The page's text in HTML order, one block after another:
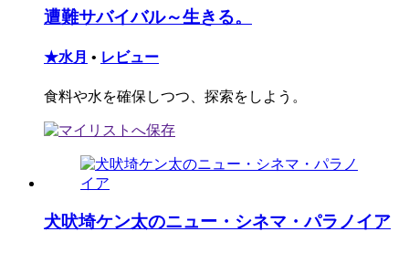
遭難サバイバル～生きる。
★水月 • レビュー
食料や水を確保しつつ、探索をしよう。
犬吠埼ケン太のニュー・シネマ・パラノイア